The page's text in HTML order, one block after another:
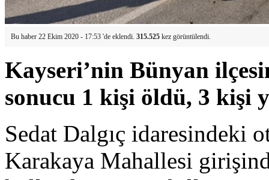
Bu haber 22 Ekim 2020 - 17:53 'de eklendi. 315.525 kez görüntülendi.
Kayseri’nin Bünyan
sonucu 1 kişi öldü, 3 kişi
Sedat Dalgıç idaresindeki
Karakaya Mahallesi